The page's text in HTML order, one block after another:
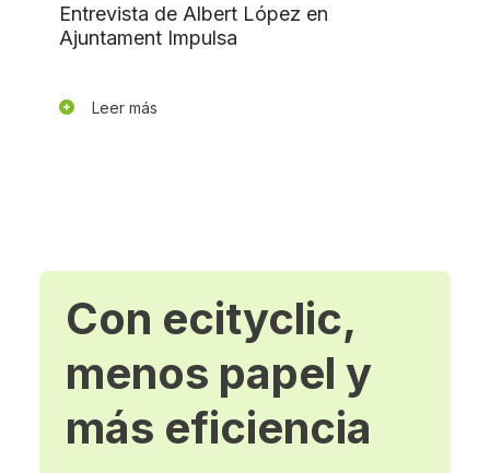
Entrevista de Albert López en
Ajuntament Impulsa
Leer más
Con ecityclic,
menos papel y
más eficiencia